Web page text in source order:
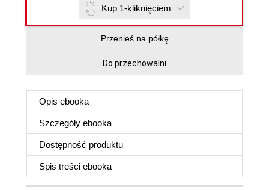
Kup 1-kliknięciem
Przenieś na półkę
Do przechowalni
Opis ebooka
Szczegóły ebooka
Dostępność produktu
Spis treści ebooka